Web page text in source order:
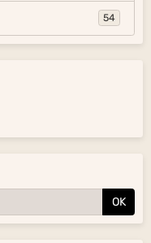
54
OK